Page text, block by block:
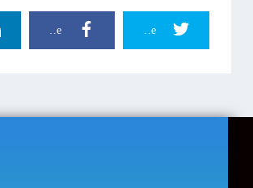
Twitter Share
Facebook Share